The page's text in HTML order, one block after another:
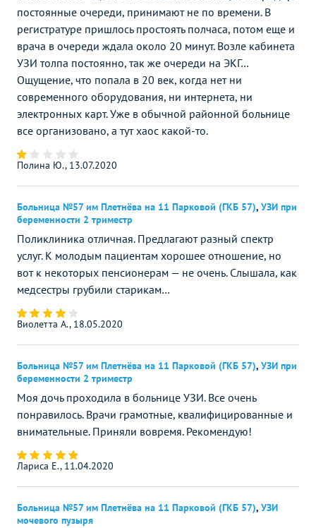
постоянные очереди, принимают не по времени. В
регистратуре пришлось простоять полчаса, потом еще и
врача в очереди ждала около 20 минут. Возле кабинета
УЗИ толпа постоянно, так же очереди на ЭКГ…
Ощущение, что попала в 20 век, когда нет ни
современного оборудования, ни интернета, ни
электронных карт. Уже в обычной районной больнице
все организовано, а тут хаос какой-то.
Полина Ю., 13.07.2020
Больница №57 им Плетнёва на 11 Парковой (ГКБ 57), УЗИ при
беременности 2 триместр
Поликлиника отличная. Предлагают разный спектр
услуг. К молодым пациентам хорошее отношение, но
вот к некоторых пенсионерам — не очень. Слышала, как
медсестры грубили старикам…
Виолетта А., 18.05.2020
Больница №57 им Плетнёва на 11 Парковой (ГКБ 57), УЗИ при
беременности 2 триместр
Моя дочь проходила в больнице УЗИ. Все очень
понравилось. Врачи грамотные, квалифицированные и
внимательные. Приняли вовремя. Рекомендую!
Лариса Е., 11.04.2020
Больница №57 им Плетнёва на 11 Парковой (ГКБ 57), УЗИ
мочевого пузыря